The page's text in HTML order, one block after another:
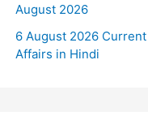
August 2026
6 August 2026 Current
Affairs in Hindi